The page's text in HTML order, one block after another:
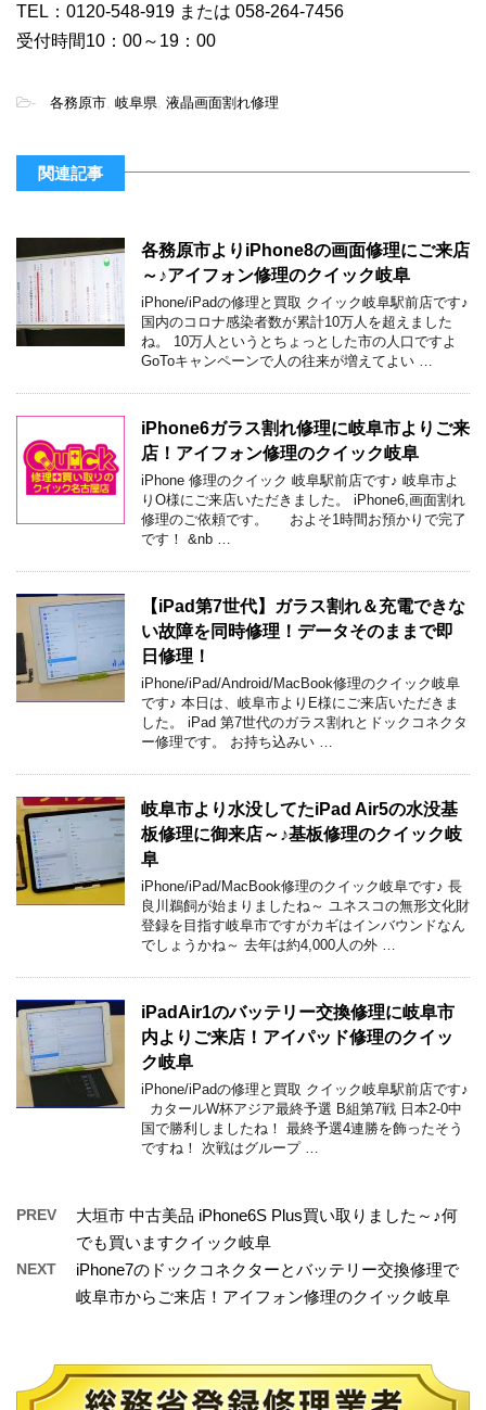
TEL：0120-548-919 または 058-264-7456
受付時間10：00～19：00
- 各務原市 岐阜県 液晶画面割れ修理
関連記事
各務原市よりiPhone8の画面修理にご来店
～♪アイフォン修理のクイック岐阜
iPhone/iPadの修理と買取 クイック岐阜駅前店です♪
国内のコロナ感染者数が累計10万人を超えました
ね。 10万人というとちょっとした市の人口ですよ
GoToキャンペーンで人の往来が増えてよい …
iPhone6ガラス割れ修理に岐阜市よりご来
店！アイフォン修理のクイック岐阜
iPhone 修理のクイック 岐阜駅前店です♪ 岐阜市よ
りO様にご来店いただきました。 iPhone6,画面割れ
修理のご依頼です。 およそ1時間お預かりで完了
です！ &nb …
【iPad第7世代】ガラス割れ＆充電できな
い故障を同時修理！データそのままで即
日修理！
iPhone/iPad/Android/MacBook修理のクイック岐阜
です♪ 本日は、岐阜市よりE様にご来店いただきま
した。 iPad 第7世代のガラス割れとドックコネクタ
ー修理です。 お持ち込みい …
岐阜市より水没してたiPad Air5の水没基
板修理に御来店～♪基板修理のクイック岐
阜
iPhone/iPad/MacBook修理のクイック岐阜です♪ 長
良川鵜飼が始まりましたね～ ユネスコの無形文化財
登録を目指す岐阜市ですがカギはインバウンドなん
でしょうかね～ 去年は約4,000人の外 …
iPadAir1のバッテリー交換修理に岐阜市
内よりご来店！アイパッド修理のクイッ
ク岐阜
iPhone/iPadの修理と買取 クイック岐阜駅前店です♪
カタールW杯アジア最終予選 B組第7戦 日本2-0中
国で勝利しましたね！ 最終予選4連勝を飾ったそう
ですね！ 次戦はグループ …
PREV
大垣市 中古美品 iPhone6S Plus買い取りました～♪何
でも買いますクイック岐阜
NEXT
iPhone7のドックコネクターとバッテリー交換修理で
岐阜市からご来店！アイフォン修理のクイック岐阜